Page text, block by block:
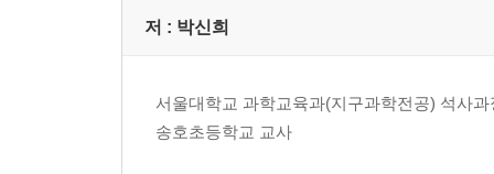
저 : 박신희
서울대학교 과학교육과(지구과학전공) 석사과
송호초등학교 교사